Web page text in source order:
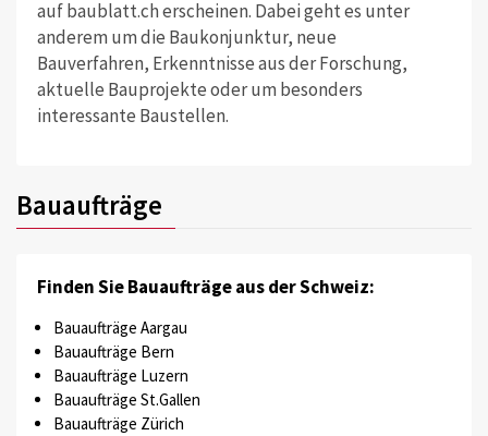
auf baublatt.ch erscheinen. Dabei geht es unter
anderem um die Baukonjunktur, neue
Bauverfahren, Erkenntnisse aus der Forschung,
aktuelle Bauprojekte oder um besonders
interessante Baustellen.
Bauaufträge
Finden Sie Bauaufträge aus der Schweiz:
Bauaufträge Aargau
Bauaufträge Bern
Bauaufträge Luzern
Bauaufträge St.Gallen
Bauaufträge Zürich